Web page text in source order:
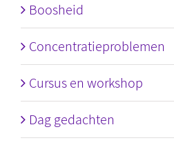
Boosheid
Concentratieproblemen
Cursus en workshop
Dag gedachten